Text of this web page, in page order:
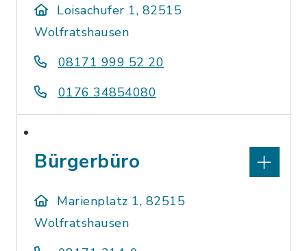
Loisachufer 1, 82515
Wolfratshausen
08171 999 52 20
0176 34854080
Bürgerbüro
Marienplatz 1, 82515
Wolfratshausen